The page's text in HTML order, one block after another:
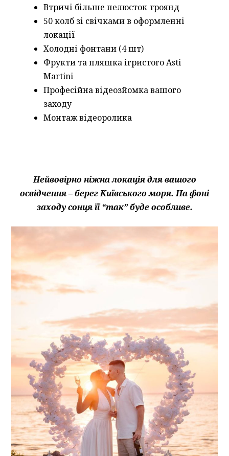
Втричі більше пелюсток троянд
50 колб зі свічками в оформленні
локації
Холодні фонтани (4 шт)
Фрукти та пляшка ігристого Asti
Martini
Професійна відеозйомка вашого
заходу
Монтаж відеоролика
Нейвовірно ніжна локація для вашого
освідчення – берег Київського моря.На фоні
заходу сонця її “так” буде особливе.